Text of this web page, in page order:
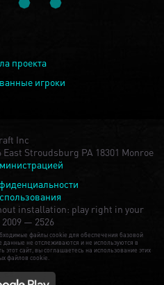
проекта
игроки
Inc
East Stroudsburg PA 18301 Monroe
installation: play right in your
2009 — 2526
файлы cookie для обеспечения базовой
не отслеживаются и не используются в
сайт, вы соглашаетесь на использование этих
файлов cookie.